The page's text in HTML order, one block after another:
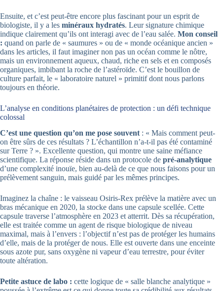
Ensuite, et c’est peut-être encore plus fascinant pour un esprit de
biologiste, il y a les minéraux hydratés. Leur signature chimique
indique clairement qu’ils ont interagi avec de l’eau salée. Mon conseil
: quand on parle de « saumures » ou de « monde océanique ancien »
dans les articles, il faut imaginer non pas un océan comme le nôtre,
mais un environnement aqueux, chaud, riche en sels et en composés
organiques, imbibant la roche de l’astéroïde. C’est le bouillon de
culture parfait, le « laboratoire naturel » primitif dont nous parlons
toujours en théorie.
L’analyse en conditions planétaires de protection : un défi technique
colossal
C’est une question qu’on me pose souvent: « Mais comment peut-
on être sûrs de ces résultats ? L’échantillon n’a-t-il pas été contaminé
sur Terre ? ». Excellente question, qui montre une saine méfiance
scientifique. La réponse réside dans un protocole de pré-analytique
d’une complexité inouïe, bien au-delà de ce que nous faisons pour un
prélèvement sanguin, mais guidé par les mêmes principes.
Imaginez la chaîne : le vaisseau Osiris-Rex prélève la matière avec un
bras mécanique en 2020, la stocke dans une capsule scellée. Cette
capsule traverse l’atmosphère en 2023 et atterrit. Dès sa récupération,
elle est traitée comme un agent de risque biologique de niveau
maximal, mais à l’envers : l’objectif n’est pas de protéger les humains
d’elle, mais de la protéger de nous. Elle est ouverte dans une enceinte
sous azote pur, sans oxygène ni vapeur d’eau terrestre, pour éviter
toute altération.
Petite astuce de labo : cette logique de « salle blanche analytique »